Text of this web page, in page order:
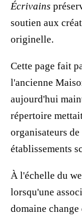
Écrivains
soutien aux
originelle.
Cette page fait
l'ancienne
aujourd'hui
répertoire
organisateurs
établissements
À l'échelle du
lorsqu'une
domaine change